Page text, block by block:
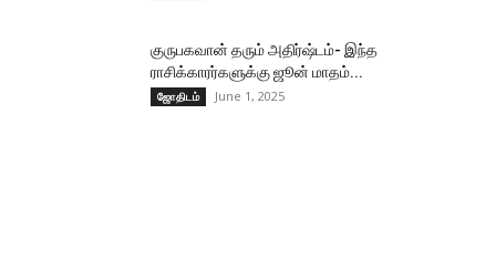
குருபகவான் தரும் அதிர்ஷ்டம்- இந்த
ராசிக்காரர்களுக்கு ஜூன் மாதம்...
ஜோதிடம் June 1, 2025